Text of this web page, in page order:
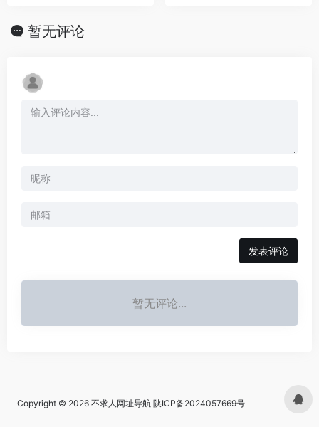
暂无评论
发表评论
暂无评论...
Copyright © 2026 不求人网址导航 陕ICP备2024057669号